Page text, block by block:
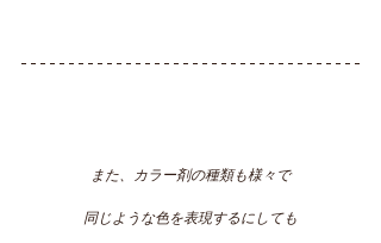
また、カラー剤の種類も様々で
同じような色を表現するにしても